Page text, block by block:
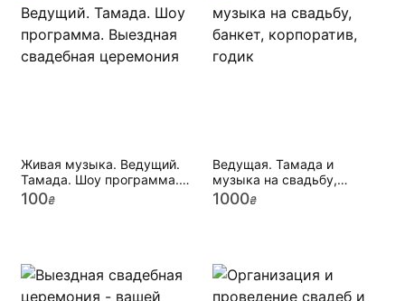
Живая музыка. Ведущий.
Тамада. Шоу программа.
Выездная свадебная
церемония
100₴
Ведущая. Тамада и
музыка на свадьбу,
банкет, корпоратив, годик
1000₴